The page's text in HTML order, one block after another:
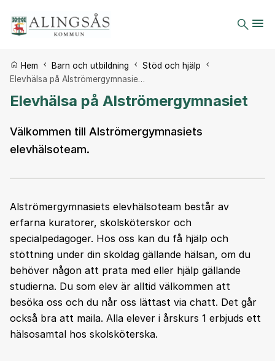
Du är här:
Hem Barn och utbildning
Stöd och hjälp
Elevhälsa på Alströmergymnasie…
Elevhälsa på Alströmergymnasiet
Välkommen till Alströmergymnasiets
elevhälsoteam.
Alströmergymnasiets elevhälsoteam består av
erfarna kuratorer, skolsköterskor och
specialpedagoger. Hos oss kan du få hjälp och
stöttning under din skoldag gällande hälsan, om du
behöver någon att prata med eller hjälp gällande
studierna. Du som elev är alltid välkommen att
besöka oss och du når oss lättast via chatt. Det går
också bra att maila. Alla elever i årskurs 1 erbjuds ett
hälsosamtal hos skolsköterska.